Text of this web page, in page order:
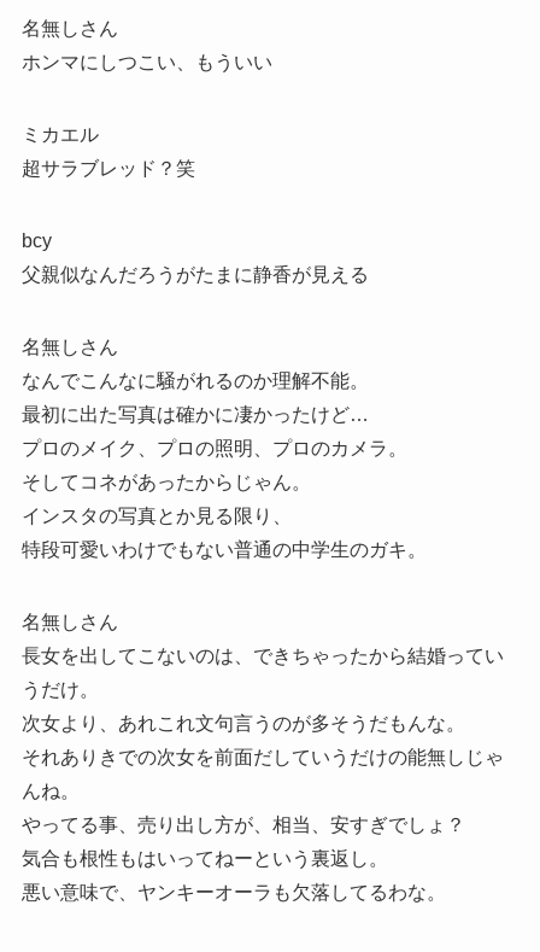
名無しさん
ホンマにしつこい、もういい
ミカエル
超サラブレッド？笑
bcy
父親似なんだろうがたまに静香が見える
名無しさん
なんでこんなに騒がれるのか理解不能。
最初に出た写真は確かに凄かったけど…
プロのメイク、プロの照明、プロのカメラ。
そしてコネがあったからじゃん。
インスタの写真とか見る限り、
特段可愛いわけでもない普通の中学生のガキ。
名無しさん
長女を出してこないのは、できちゃったから結婚ってい
うだけ。
次女より、あれこれ文句言うのが多そうだもんな。
それありきでの次女を前面だしていうだけの能無しじゃ
んね。
やってる事、売り出し方が、相当、安すぎでしょ？
気合も根性もはいってねーという裏返し。
悪い意味で、ヤンキーオーラも欠落してるわな。